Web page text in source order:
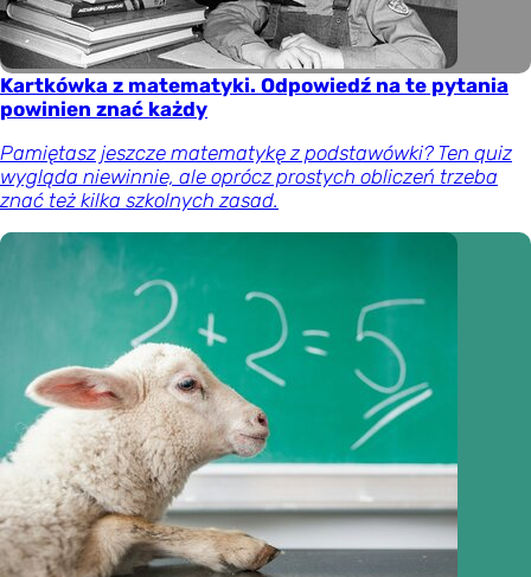
Kartkówka z matematyki. Odpowiedź na te pytania
powinien znać każdy
Pamiętasz jeszcze matematykę z podstawówki? Ten quiz
wygląda niewinnie, ale oprócz prostych obliczeń trzeba
znać też kilka szkolnych zasad.